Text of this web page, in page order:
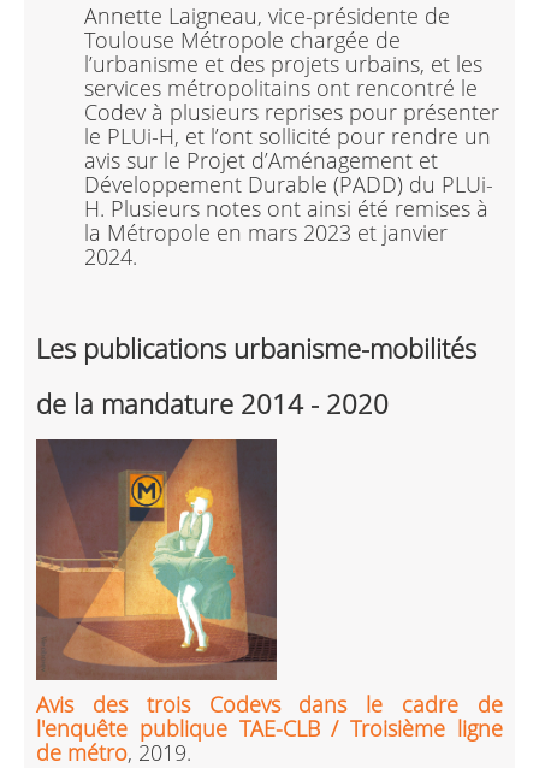
Annette Laigneau, vice-présidente de
Toulouse Métropole chargée de
l’urbanisme et des projets urbains, et les
services métropolitains ont rencontré le
Codev à plusieurs reprises pour présenter
le PLUi-H, et l’ont sollicité pour rendre un
avis sur le Projet d’Aménagement et
Développement Durable (PADD) du PLUi-
H. Plusieurs notes ont ainsi été remises à
la Métropole en mars 2023 et janvier
2024.
Les publications urbanisme-mobilités
de la mandature 2014 - 2020
Avis des trois Codevs dans le cadre de
l'enquête publique TAE-CLB / Troisième ligne
de métro, 2019.